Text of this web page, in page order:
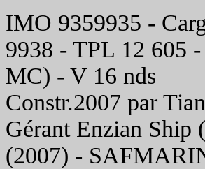
IMO 9359935 -
9938 - TPL 12 605
MC) - V 16 nds
Constr.2007 par
Gérant Enzian
(2007) -